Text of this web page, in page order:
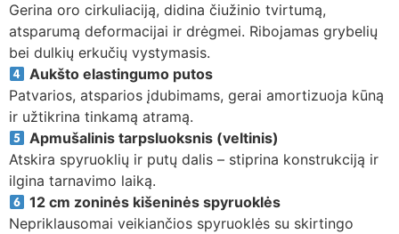
Gerina oro cirkuliaciją, didina čiužinio tvirtumą,
atsparumą deformacijai ir drėgmei. Ribojamas grybelių
bei dulkių erkučių vystymasis.
Aukšto elastingumo putos
Patvarios, atsparios įdubimams, gerai amortizuoja kūną
ir užtikrina tinkamą atramą.
Apmušalinis tarpsluoksnis (veltinis)
Atskira spyruoklių ir putų dalis – stiprina konstrukciją ir
ilgina tarnavimo laiką.
12 cm zoninės kišeninės spyruoklės
Nepriklausomai veikiančios spyruoklės su skirtingo